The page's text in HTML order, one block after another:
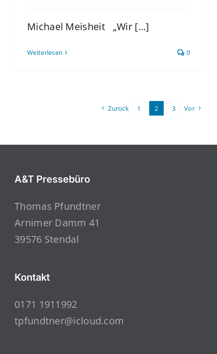
Michael Meisheit „Wir [...]
Weiterlesen 0
Zurück 1 2 3 Vor
A&T Pressebüro
Thomas Pfundtner
Arnimer Damm 41
39576 Stendal
Kontakt
0171 1911992
tpfundtner@icloud.com